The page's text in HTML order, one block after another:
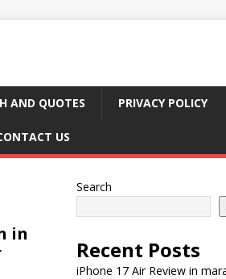
AND QUOTES PRIVACY POLICY
US
in
Search
Recent Posts
iPhone 17 Air Review in